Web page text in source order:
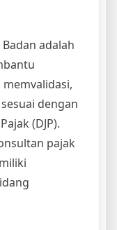
adalah
dengan
(DJP).
pajak